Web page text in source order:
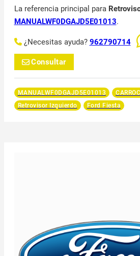
La referencia principal para
MANUALWF0DGAJD5E01013.
¿Necesitas ayuda? 962790714
Consultar
MANUALWF0DGAJD5E01013
Retrovisor Izquierdo
Ford Fiesta